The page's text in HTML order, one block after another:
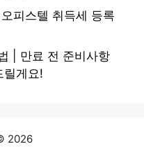
피스텔 취득세 등록
| 만료 전 준비사항
릴게요!
2026